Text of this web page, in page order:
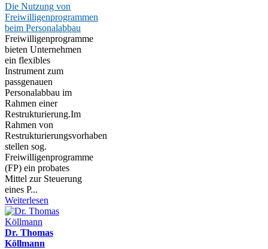
Die Nutzung von
Freiwilligenprogrammen
beim Personalabbau
Freiwilligenprogramme
bieten Unternehmen
ein flexibles
Instrument zum
passgenauen
Personalabbau im
Rahmen einer
Restrukturierung.Im
Rahmen von
Restrukturierungsvorhaben
stellen sog.
Freiwilligenprogramme
(FP) ein probates
Mittel zur Steuerung
eines P...
Weiterlesen
Dr. Thomas
Köllmann